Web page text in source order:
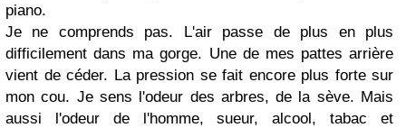
piano.
Je ne comprends pas. L'air passe de plus en plus
difficilement dans ma gorge. Une de mes pattes arrière
vient de céder. La pression se fait encore plus forte sur
mon cou. Je sens l'odeur des arbres, de la sève. Mais
aussi l'odeur de l'homme, sueur, alcool, tabac et